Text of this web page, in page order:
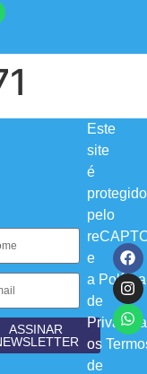
ASSINAR
Este
site
é
protegido
pelo
e
a Política
de
os
de